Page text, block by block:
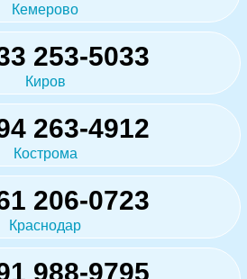
Кемерово
253-5033
Киров
263-4912
Кострома
206-0723
Краснодар
988-9795